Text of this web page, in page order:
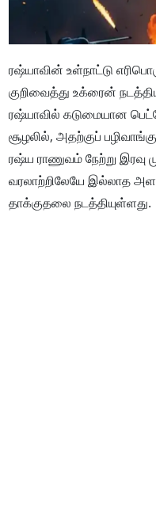
ரஷ்யாவின் உள்நாட்டு
குறிவைத்து உக்ரைன்
ரஷ்யாவில் கடுமையான
சூழலில், அதற்குப்
ரஷ்ய ராணுவம் நேற்று
வரலாற்றிலேயே இல்லாத
தாக்குதலை நடத்தியுள்ளது.